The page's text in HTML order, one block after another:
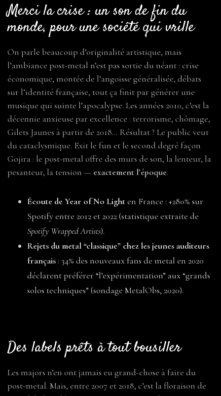
Merci la crise : un son de fin du
monde, pour une société qui vrille
On parle beaucoup d’originalité artistique, mais
l’ambiance post-metal n’est pas sortie du néant : crise
économique, montée de l’angoisse généralisée, débats
sur l’identité française, tout ça finit par générer une
musique qui suinte l’apocalypse. Les années 2010, c’est la
décennie anxieuse par excellence : terrorisme, chômage,
Gilets Jaunes à partir de 2018… Résultat ? Le public veut
du cataclysmique. Exit le fun et le second degré façon
Gojira : le post-metal offre des murs de son, la lenteur, la
pesanteur, la tension — exactement l’époque.
Écoute de Year of No Lighten France : +280% sur
Spotify entre 2012 et 2022 (statistique extraite de
Spotify Wrapped Artists).
Rejets du metal “classique” chez les jeunes auditeurs
français : 34% des nouveaux fans de metal en 2020
déclarent préférer “l’expérimentation” aux “grands
solos techniques” (sondage MetalObs, 2020).
Des labels prêts à tout bousiller
Les majors n’en ont jamais eu grand-chose à faire du
post-metal. Mais, entre 2007 et 2018, c’est la floraison de